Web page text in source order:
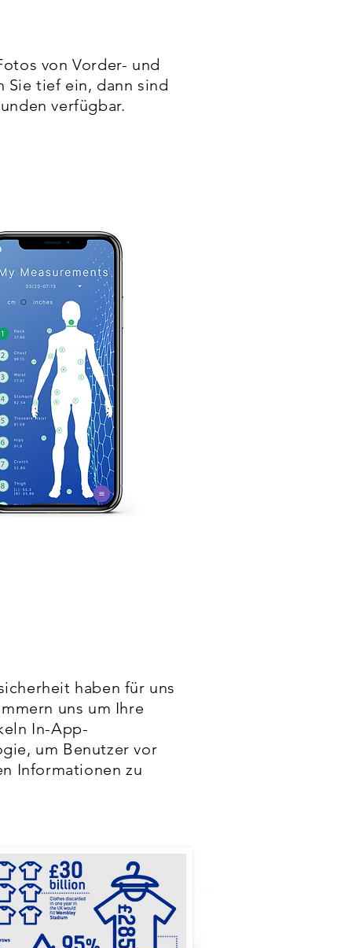
von Vorder- und
Sie tief ein, dann sind
verfügbar.
haben für uns
uns um Ihre
In-App-
um Benutzer vor
Informationen zu